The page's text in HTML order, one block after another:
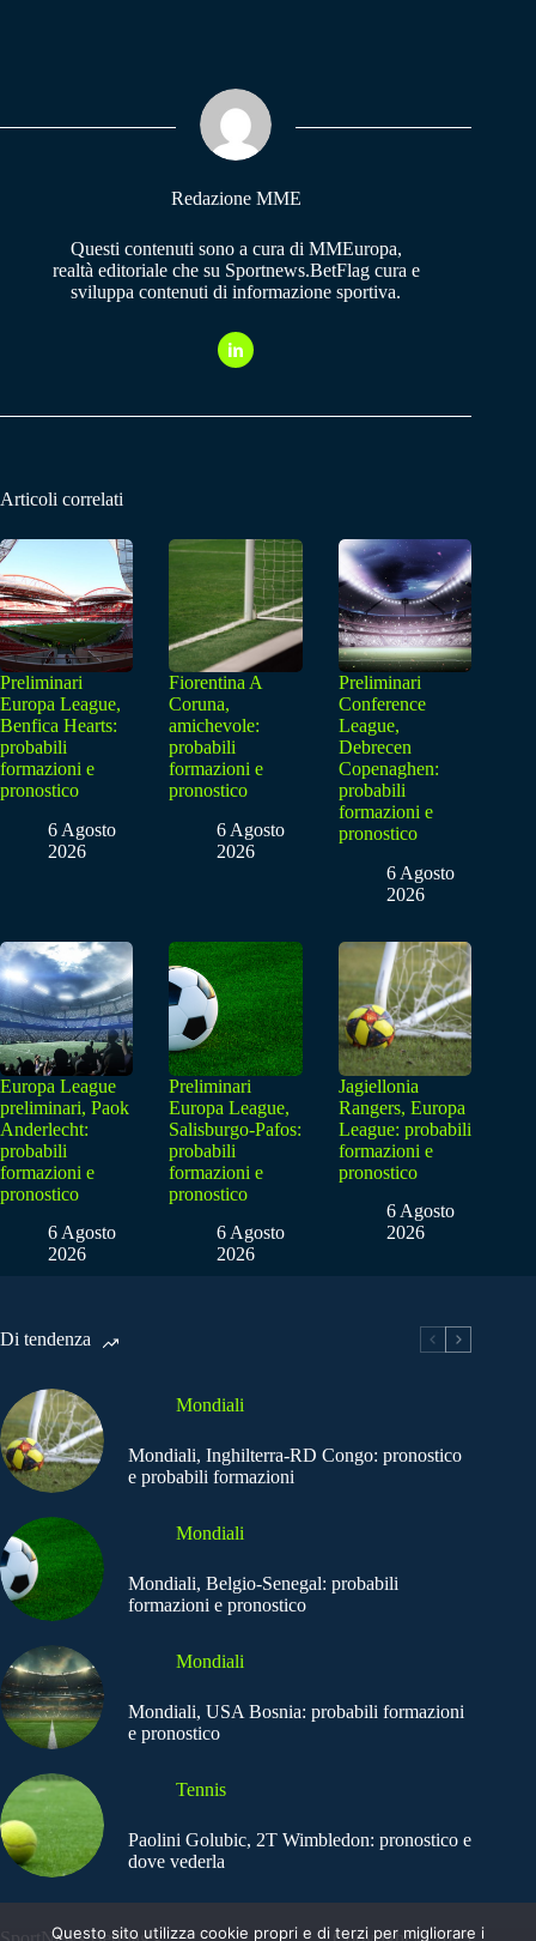
pp m
Redazione MME
Questi contenuti sono a cura di MMEuropa,
realtà editoriale che su Sportnews.BetFlag cura e
sviluppa contenuti di informazione sportiva.
Articoli correlati
Preliminari
Europa League,
Benfica Hearts:
probabili
formazioni e
pronostico
6 Agosto
2026
Fiorentina A
Coruna,
amichevole:
probabili
formazioni e
pronostico
6 Agosto
2026
Preliminari
Conference
League,
Debrecen
Copenaghen:
probabili
formazioni e
pronostico
6 Agosto
2026
Europa League
preliminari, Paok
Anderlecht:
probabili
formazioni e
pronostico
6 Agosto
2026
Preliminari
Europa League,
Salisburgo-Pafos:
probabili
formazioni e
pronostico
6 Agosto
2026
Jagiellonia
Rangers, Europa
League: probabili
formazioni e
pronostico
6 Agosto
2026
Di tendenza
Mondiali
Mondiali, Inghilterra-RD Congo: pronostico
e probabili formazioni
Mondiali
Mondiali, Belgio-Senegal: probabili
formazioni e pronostico
Mondiali
Mondiali, USA Bosnia: probabili formazioni
e pronostico
Tennis
Paolini Golubic, 2T Wimbledon: pronostico e
dove vederla
Questo sito utilizza cookie propri e di terzi per migliorare i